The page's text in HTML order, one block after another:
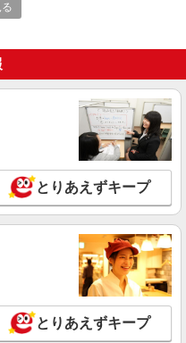
のキッチンスタッフ
未満（高校生含む）時給
以降 年少者不可）時給1,438
＋100円 ☆土日祝日手当：時
日〜1月3日まで年末年始手当
ー 甲府昭和店 山梨県甲府市
詳細を見る
NEW
▼下記別途支給 通
：380円/時
とりあえずキープ
とりあえずキープ